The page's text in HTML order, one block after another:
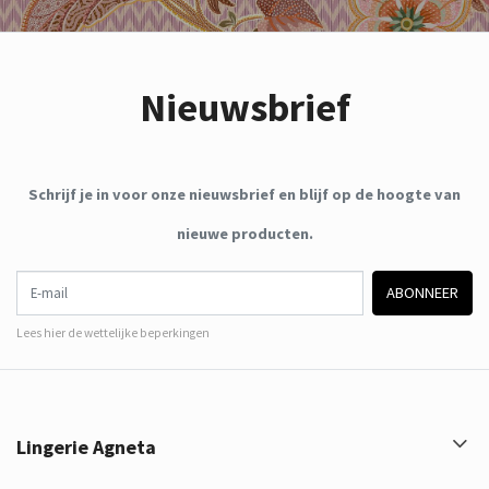
Nieuwsbrief
Schrijf je in voor onze nieuwsbrief en blijf op de hoogte van
nieuwe producten.
ABONNEER
Lees hier de wettelijke beperkingen
Lingerie Agneta